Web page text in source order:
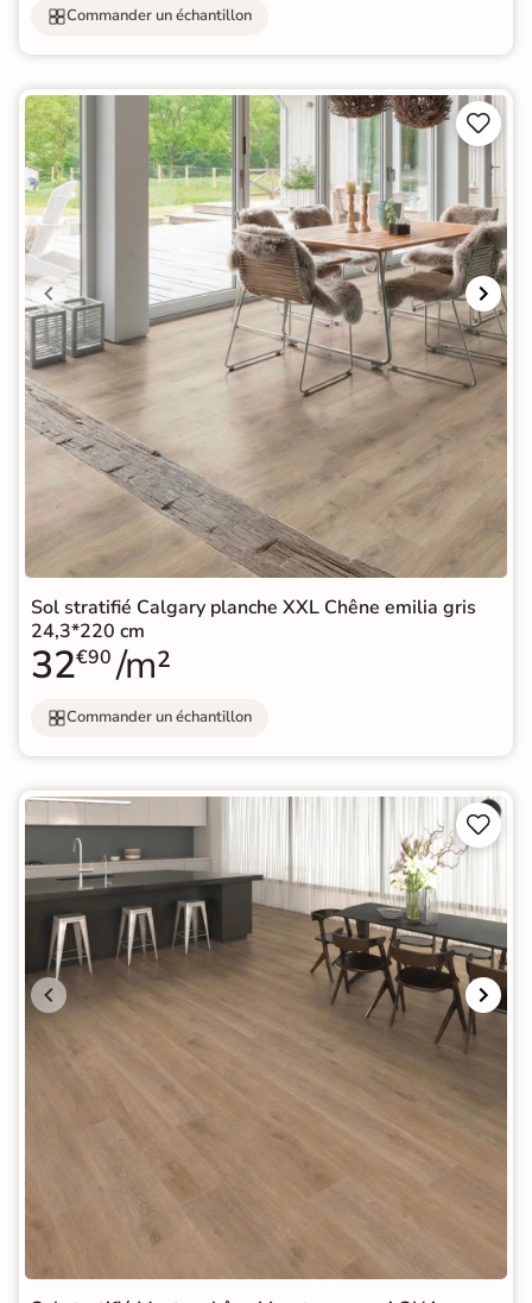
Commander un échantillon


Sol stratifié Calgary planche XXL Chêne emilia gris
24,3*220 cm
32€90 /m²
Commander un échantillon

